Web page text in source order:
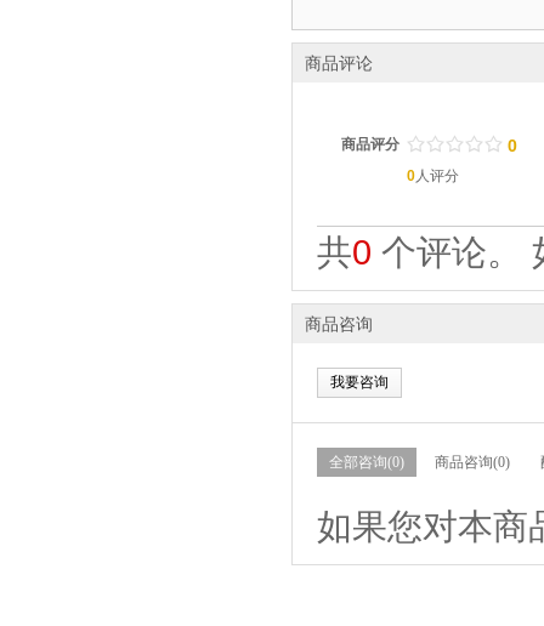
商品评论
商品评分 / / / / /
. . . . . 0
0人评分
共0 个评论。
商品咨询
我要咨询
全部咨询(0) 商品咨询(0)
如果您对本商